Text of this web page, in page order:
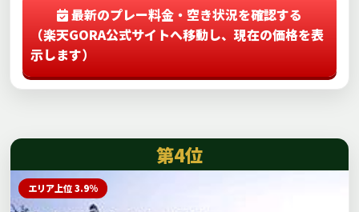
最新のプレー料金・空き状況を確認する
（楽天GORA公式サイトへ移動し、現在の価格を表
示します）
第4位
エリア上位 3.9%